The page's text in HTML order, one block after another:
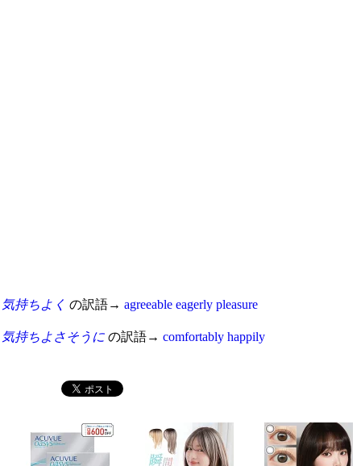
気持ちよく の訳語→ agreeable eagerly pleasure
気持ちよさそうに の訳語→ comfortably happily